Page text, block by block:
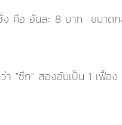
คือ อันละ 8 บาท ขนาดก
"ซีก" สองอันเป็น 1 เฟื้อง